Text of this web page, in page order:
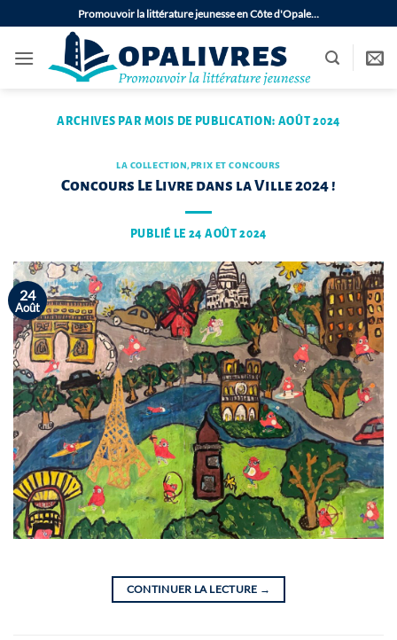
au
contenu
Promouvoir la littérature jeunesse en Côte d'Opale…
ARCHIVES PAR MOIS DE PUBLICATION: AOÛT 2024
LA COLLECTION,PRIX ET CONCOURS
Concours Le Livre dans la Ville 2024 !
PUBLIÉ LE 24 AOÛT 2024
24
Août
CONTINUER LA LECTURE →